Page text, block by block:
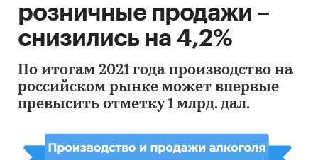
розничные продажи –
снизились на 4,2%
По итогам 2021 года производство на
российском рынке может впервые
превысить отметку 1 млрд. дал.